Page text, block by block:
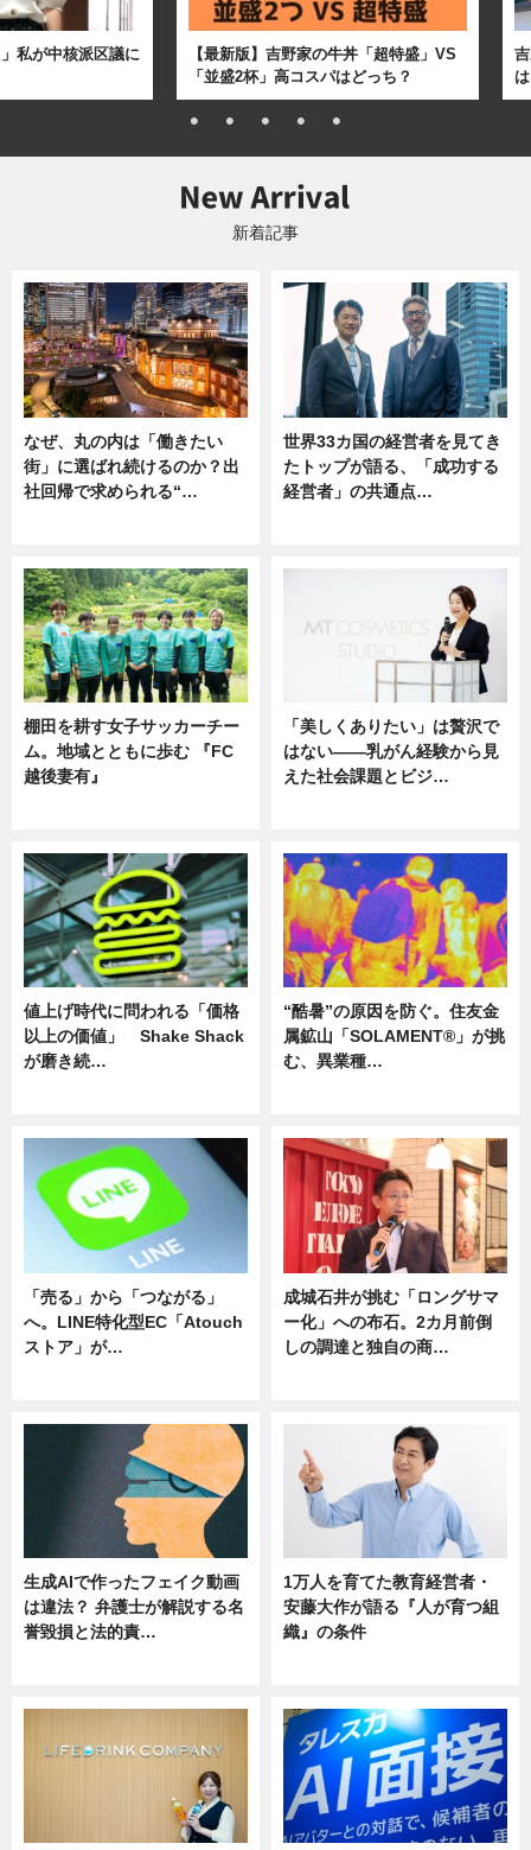
私が中核派区議に
【最新版】吉野家の牛丼「超特盛」VS
「並盛2杯」高コスパはどっち？
新着記事
なぜ、丸の内は「働きたい
街」に選ばれ続けるのか？出
社回帰で求められる“…
世界33カ国の経営者を見てき
たトップが語る、「成功する
経営者」の共通点…
棚田を耕す女子サッカーチー
ム。地域とともに歩む 『FC
越後妻有』
「美しくありたい」は贅沢で
はない――乳がん経験から見
えた社会課題とビジ…
値上げ時代に問われる「価格
以上の価値」 Shake Shack
が磨き続…
“酷暑”の原因を防ぐ。住友金
属鉱山「SOLAMENT®」が挑
む、異業種…
「売る」から「つながる」
へ。LINE特化型EC「Atouch
ストア」が…
成城石井が挑む「ロングサマ
ー化」への布石。2カ月前倒
しの調達と独自の商…
生成AIで作ったフェイク動画
は違法？ 弁護士が解説する名
誉毀損と法的責…
1万人を育てた教育経営者・
安藤大作が語る『人が育つ組
織』の条件